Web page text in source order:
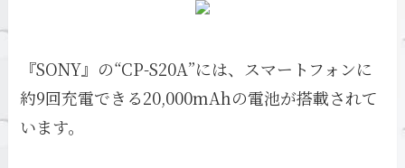
『SONY』の“CP-S20A”には、スマートフォンに
約9回充電できる20,000mAhの電池が搭載されて
います。